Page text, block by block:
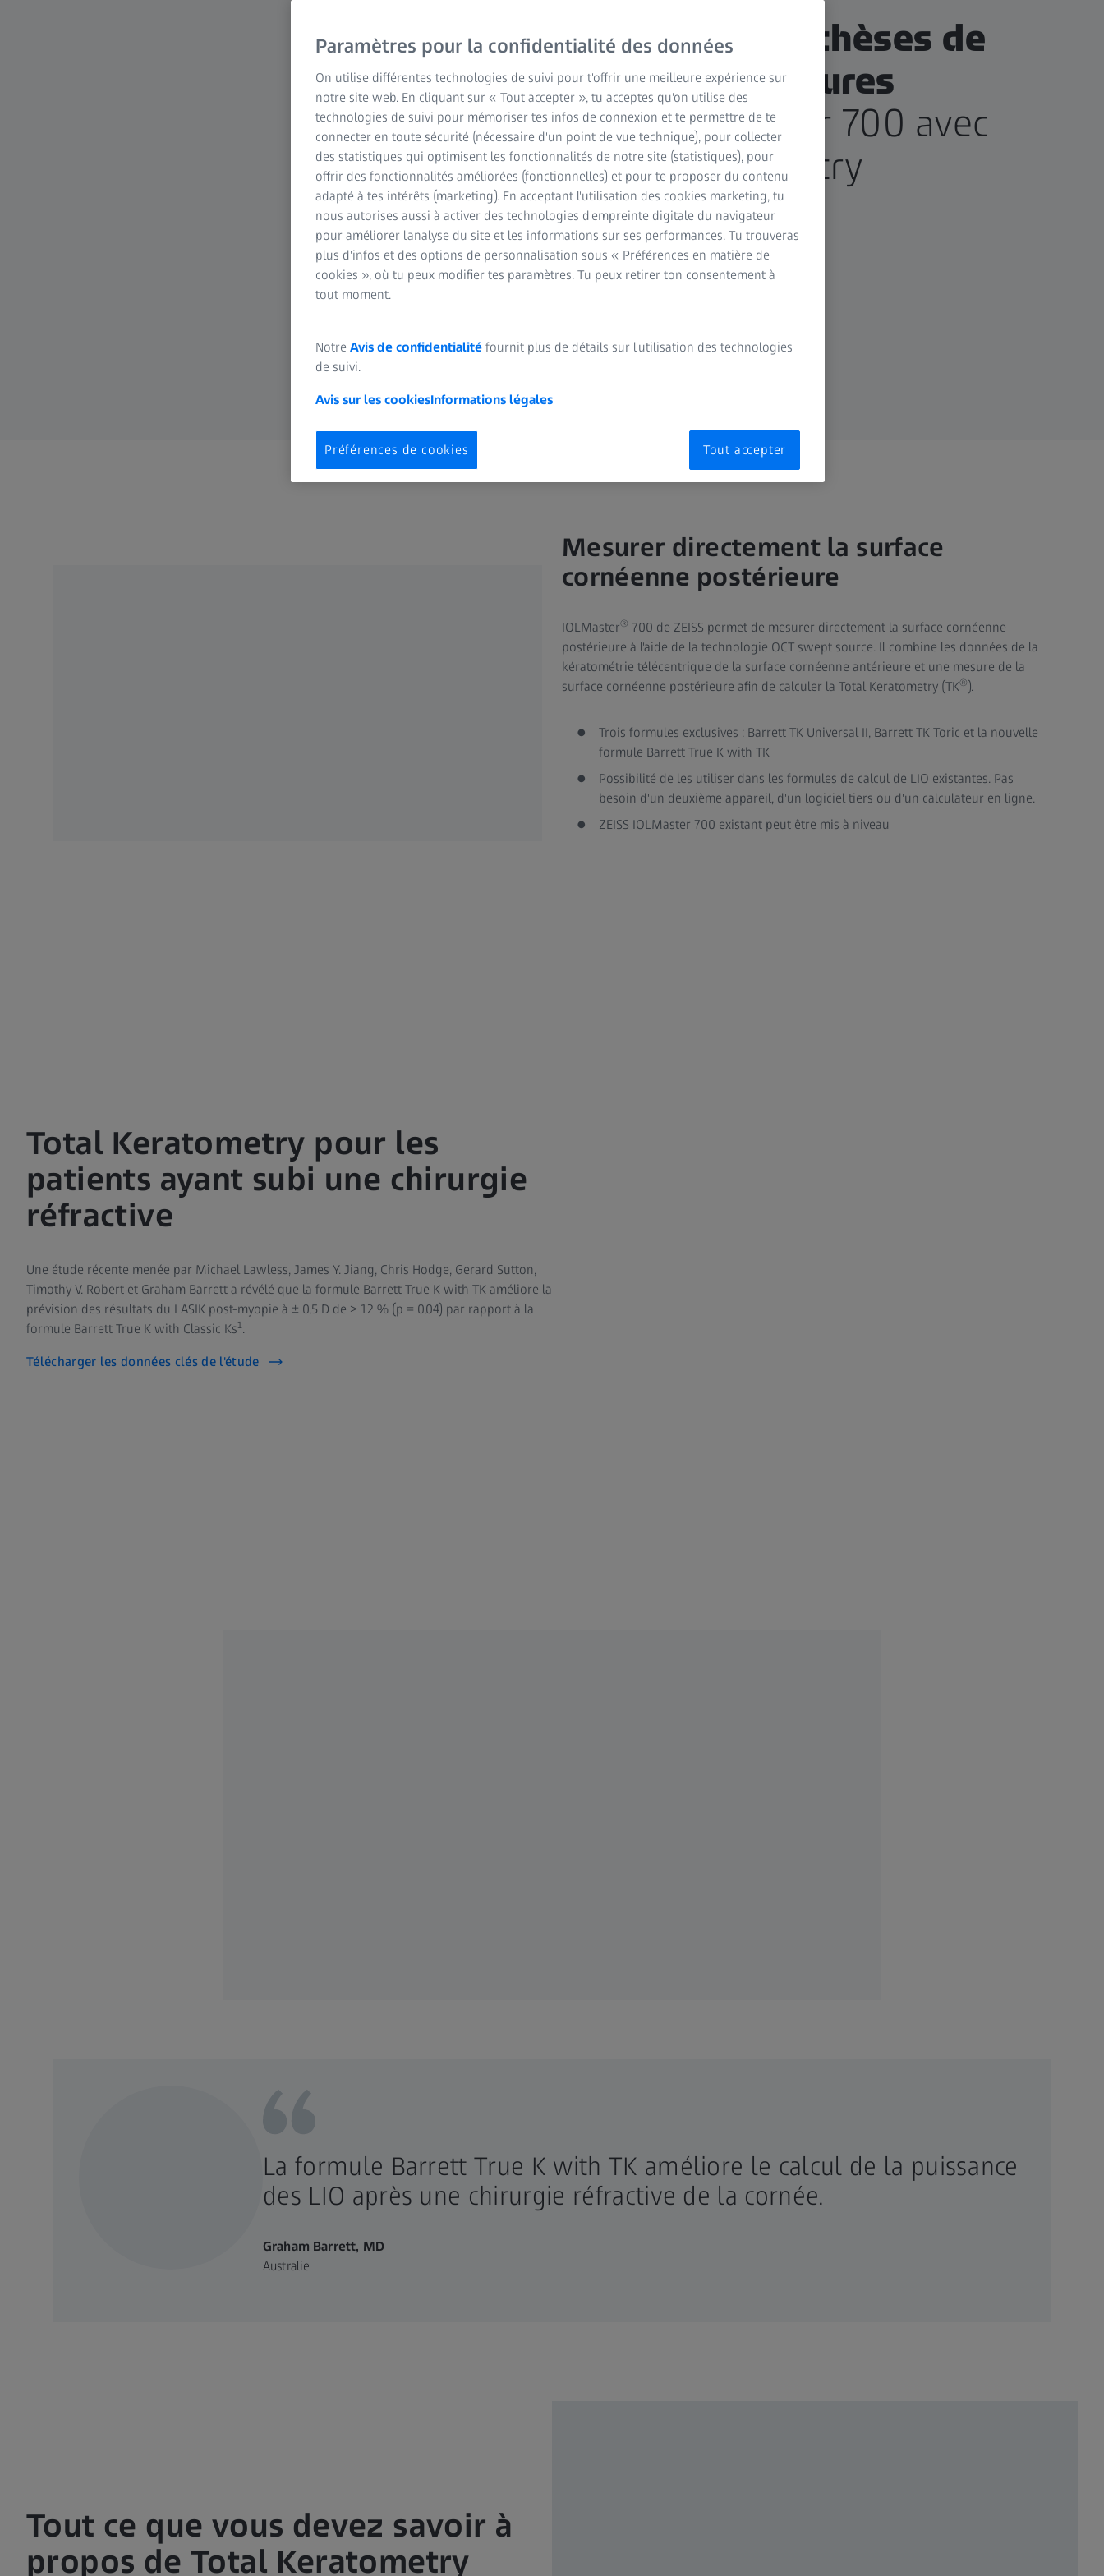
Faire des hypothèses de
véritables mesures
ZEISS IOLMaster 700 avec
Total Keratometry
.
Mesurer directement la surface
cornéenne postérieure
IOLMaster® 700 de ZEISS permet de mesurer directement la surface cornéenne
postérieure à l'aide de la technologie OCT swept source. Il combine les données de la
kératométrie télécentrique de la surface cornéenne antérieure et une mesure de la
surface cornéenne postérieure afin de calculer la Total Keratometry (TK®).
Trois formules exclusives : Barrett TK Universal II, Barrett TK Toric et la nouvelle
formule Barrett True K with TK
Possibilité de les utiliser dans les formules de calcul de LIO existantes. Pas
besoin d'un deuxième appareil, d'un logiciel tiers ou d'un calculateur en ligne.
ZEISS IOLMaster 700 existant peut être mis à niveau
Total Keratometry pour les
patients ayant subi une chirurgie
réfractive
Une étude récente menée par Michael Lawless, James Y. Jiang, Chris Hodge, Gerard Sutton,
Timothy V. Robert et Graham Barrett a révélé que la formule Barrett True K with TK améliore la
prévision des résultats du LASIK post-myopie à ± 0,5 D de > 12 % (p = 0,04) par rapport à la
formule Barrett True K with Classic Ks1.
Télécharger les données clés de l'étude
La formule Barrett True K with TK améliore le calcul de la puissance
des LIO après une chirurgie réfractive de la cornée.
Graham Barrett, MD
Australie
Tout ce que vous devez savoir à
propos de Total Keratometry
Paramètres pour la confidentialité des données
On utilise différentes technologies de suivi pour t'offrir une meilleure expérience sur
notre site web. En cliquant sur « Tout accepter », tu acceptes qu'on utilise des
technologies de suivi pour mémoriser tes infos de connexion et te permettre de te
connecter en toute sécurité (nécessaire d'un point de vue technique), pour collecter
des statistiques qui optimisent les fonctionnalités de notre site (statistiques), pour
offrir des fonctionnalités améliorées (fonctionnelles) et pour te proposer du contenu
adapté à tes intérêts (marketing). En acceptant l'utilisation des cookies marketing, tu
nous autorises aussi à activer des technologies d'empreinte digitale du navigateur
pour améliorer l'analyse du site et les informations sur ses performances. Tu trouveras
plus d'infos et des options de personnalisation sous « Préférences en matière de
cookies », où tu peux modifier tes paramètres. Tu peux retirer ton consentement à
tout moment.
Notre Avis de confidentialité fournit plus de détails sur l'utilisation des technologies
de suivi.
Avis sur les cookiesInformations légales
Préférences de cookies Tout accepter